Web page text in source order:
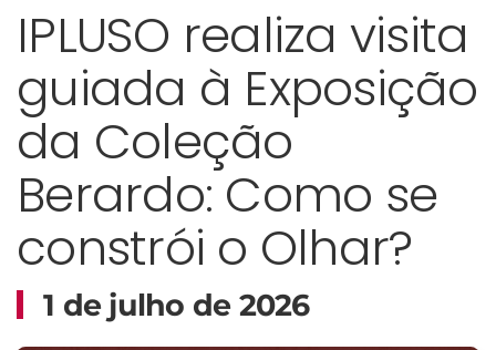
IPLUSO realiza visita
guiada à Exposição
da Coleção
Berardo: Como se
constrói o Olhar?
1 de julho de 2026